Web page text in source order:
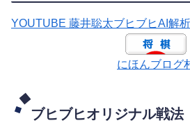
YOUTUBE 藤井聡太ブヒブヒAI解
にほんブログ
ブヒブヒオリジナル戦法